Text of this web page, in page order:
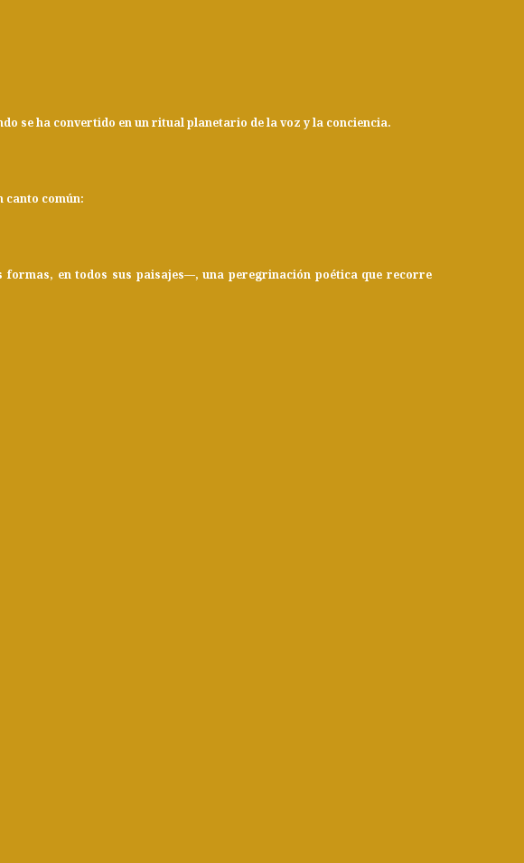
se ha convertido en un ritual planetario de la voz y la conciencia.
canto común:
en todos sus paisajes—, una peregrinación poética que recorre